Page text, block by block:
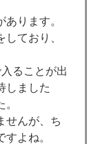
ります。
ており、
ることが出
しました
せんが、ち
よね。